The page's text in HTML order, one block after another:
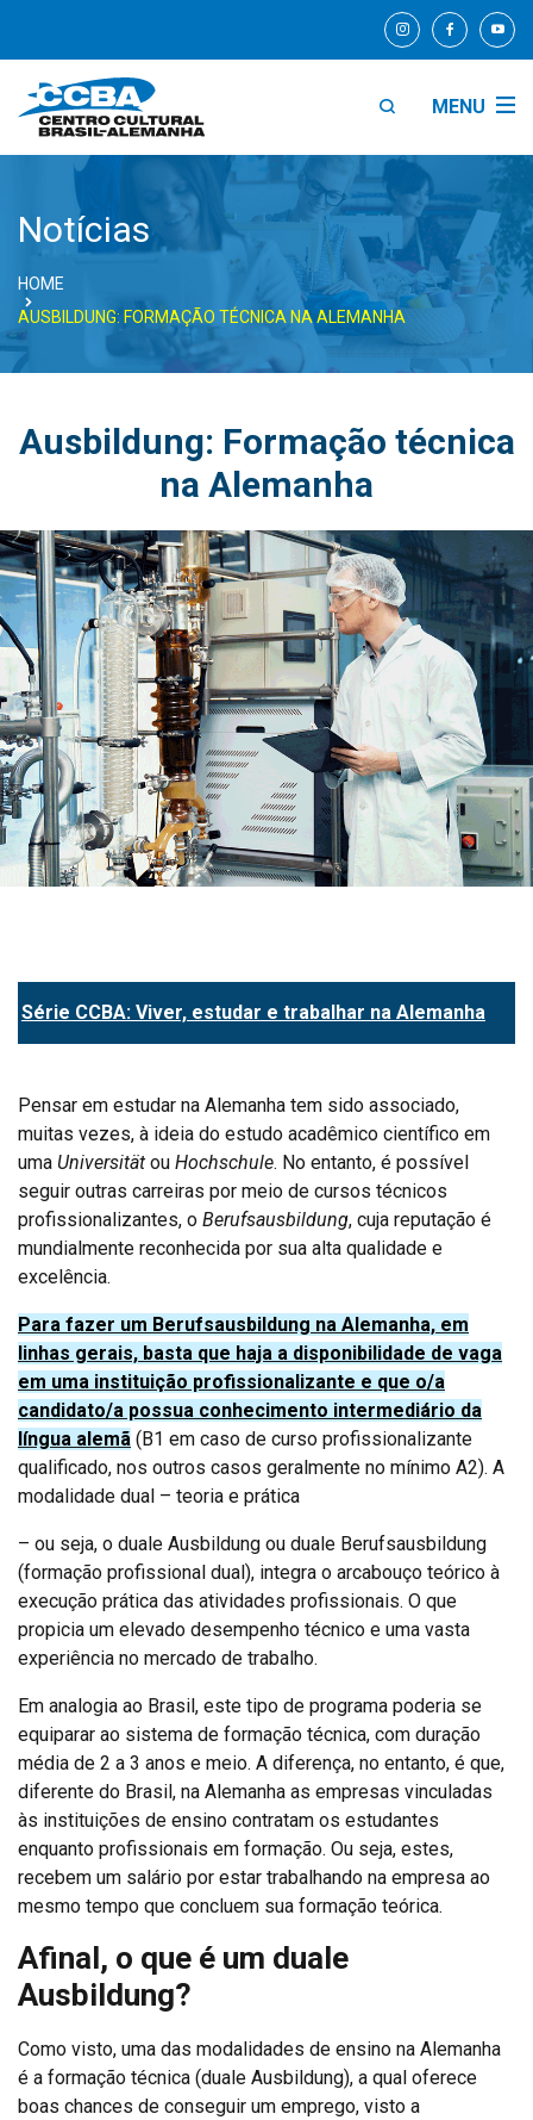
MENU
Notícias
HOME
AUSBILDUNG: FORMAÇÃO TÉCNICA NA ALEMANHA
Ausbildung: Formação técnica
na Alemanha
Série CCBA: Viver, estudar e trabalhar na Alemanha
Pensar em estudar na Alemanha tem sido associado,
muitas vezes, à ideia do estudo acadêmico científico em
uma Universität ou Hochschule. No entanto, é possível
seguir outras carreiras por meio de cursos técnicos
profissionalizantes, o Berufsausbildung, cuja reputação é
mundialmente reconhecida por sua alta qualidade e
excelência.
Para fazer um Berufsausbildung na Alemanha, em
linhas gerais, basta que haja a disponibilidade de vaga
em uma instituição profissionalizante e que o/a
candidato/a possua conhecimento intermediário da
língua alemã (B1 em caso de curso profissionalizante
qualificado, nos outros casos geralmente no mínimo A2). A
modalidade dual – teoria e prática
– ou seja, o duale Ausbildung ou duale Berufsausbildung
(formação profissional dual), integra o arcabouço teórico à
execução prática das atividades profissionais. O que
propicia um elevado desempenho técnico e uma vasta
experiência no mercado de trabalho.
Em analogia ao Brasil, este tipo de programa poderia se
equiparar ao sistema de formação técnica, com duração
média de 2 a 3 anos e meio. A diferença, no entanto, é que,
diferente do Brasil, na Alemanha as empresas vinculadas
às instituições de ensino contratam os estudantes
enquanto profissionais em formação. Ou seja, estes,
recebem um salário por estar trabalhando na empresa ao
mesmo tempo que concluem sua formação teórica.
Afinal, o que é um duale
Ausbildung?
Como visto, uma das modalidades de ensino na Alemanha
é a formação técnica (duale Ausbildung), a qual oferece
boas chances de conseguir um emprego, visto a